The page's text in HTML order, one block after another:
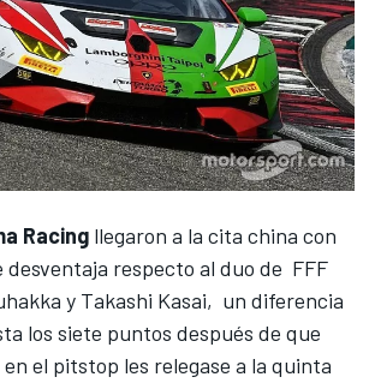
Racing llegaron a la cita china con
respecto al duo de FFF
y Takashi Kasai, un diferencia
los siete puntos después de que
el pitstop les relegase a la quinta